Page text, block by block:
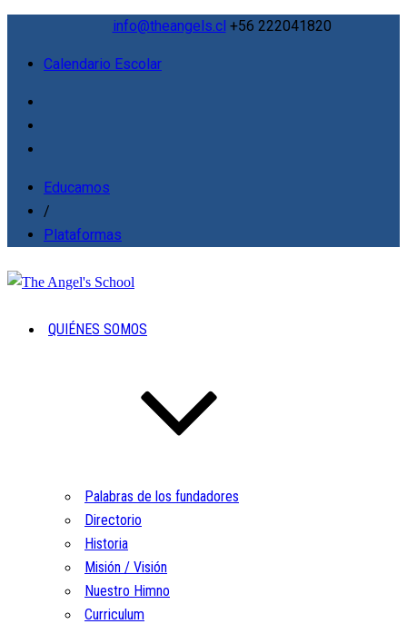
info@theangels.cl +56 222041820
Calendario Escolar
Educamos
/
Plataformas
QUIÉNES SOMOS
Palabras de los fundadores
Directorio
Historia
Misión / Visión
Nuestro Himno
Curriculum